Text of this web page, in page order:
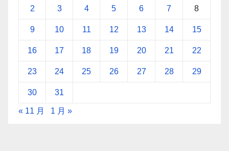
2 3 4 5 6 7 8
9 10 11 12 13 14 15
16 17 18 19 20 21 22
23 24 25 26 27 28 29
30 31
« 11 月 1 月 »